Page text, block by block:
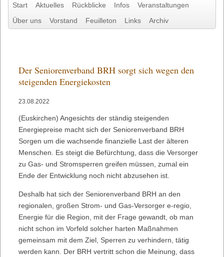
Navigation
überspringen
Start Aktuelles Rückblicke Infos
Veranstaltungen
Über uns
Vorstand Feuilleton Links Archiv
Der Seniorenverband BRH sorgt sich wegen den
steigenden Energiekosten
23.08.2022
(Euskirchen) Angesichts der ständig steigenden
Energiepreise macht sich der Seniorenverband BRH
Sorgen um die wachsende finanzielle Last der älteren
Menschen. Es steigt die Befürchtung, dass die Versorger
zu Gas- und Stromsperren greifen müssen, zumal ein
Ende der Entwicklung noch nicht abzusehen ist.
Deshalb hat sich der Seniorenverband BRH an den
regionalen, großen Strom- und Gas-Versorger e-regio,
Energie für die Region, mit der Frage gewandt, ob man
nicht schon im Vorfeld solcher harten Maßnahmen
gemeinsam mit dem Ziel, Sperren zu verhindern, tätig
werden kann. Der BRH vertritt schon die Meinung, dass